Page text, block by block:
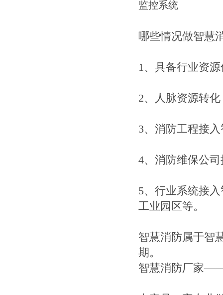
哪些情况做智慧
1、具备行业资
2、人脉资源转化
3、消防工程接
4、消防维保公
5、行业系统接
工业园区等。
智慧消防属于智
期。
智慧消防厂家